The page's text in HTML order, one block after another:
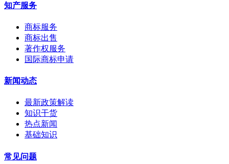
知产服务
商标服务
商标出售
著作权服务
国际商标申请
新闻动态
最新政策解读
知识干货
热点新闻
基础知识
常见问题